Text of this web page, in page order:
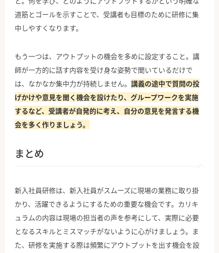
道筋とゴールを示すことで、受講者も目標のために研修に集
中しやすくなります。
もう一つは、アウトプットの機会を多めに設定すること。講
師が一方的に話す内容を受け身な姿勢で聞いているだけで
は、なかなか集中力が持続しません。 講義の途中で質問の投
げかけや意見を聞く機会を設けたり、グループワークを実施
するなど、受講者が自発的に考え、自分の意見を発言する機
会を多く作りましょう。
まとめ
新入社員研修は、新入社員がスムーズに現場の業務に取り掛
かり、活躍できるようにするための重要な機会です。カリキ
ュラムの内容は現場の担当者の声を参考にして、実際に必要
となるスキルとミスマッチがないように心がけましょう。ま
た、研修を実施する際は頻繁にアウトプットを出す機会を設